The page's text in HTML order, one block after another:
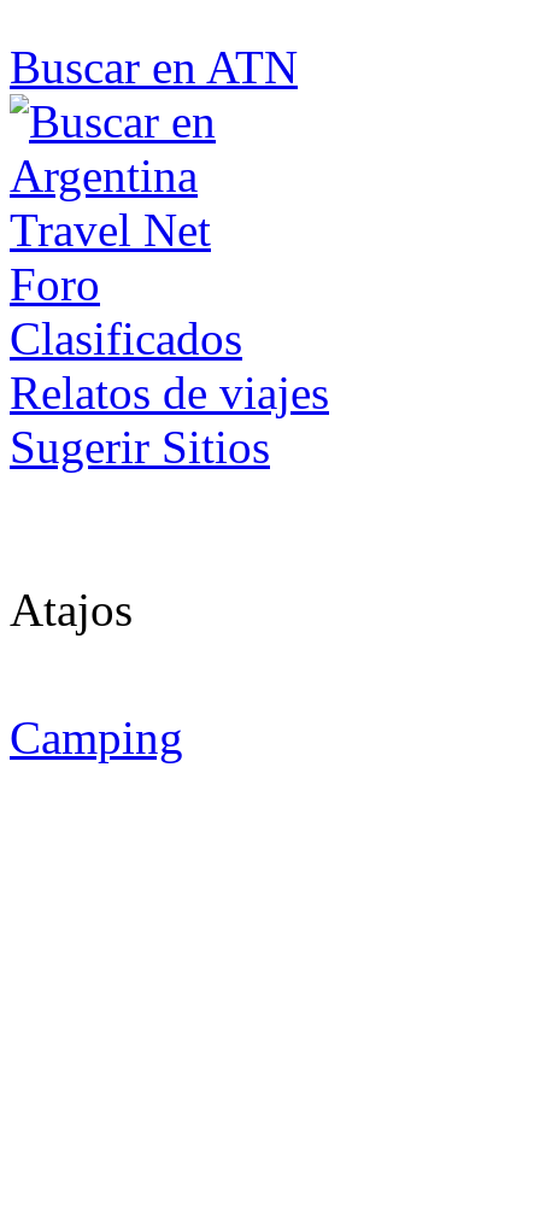
Buscar en ATN
Foro
Clasificados
Relatos de viajes
Sugerir Sitios
Atajos
Camping